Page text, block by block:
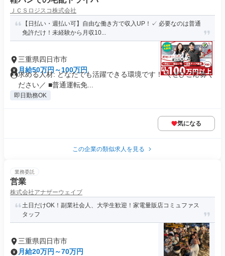
ＪＣＳロジスコ株式会社
【日払い・週払い可】自由な働き方で収入UP！✓ 必要なのは普通
免許だけ！未経験から月収10...
三重県四日市市
月給50万円～100万円
求める人材: どなたでも活躍できる環境です！ ＼ぜひご応募く
ださい／ ■普通運転免...
即日勤務OK
気になる
この企業の類似求人を見る
業務委託
営業
株式会社アナザーウェイブ
土日だけOK！副業社会人、大学生歓迎！家電量販店コミュファス
タッフ
三重県四日市市
月給20万円～70万円